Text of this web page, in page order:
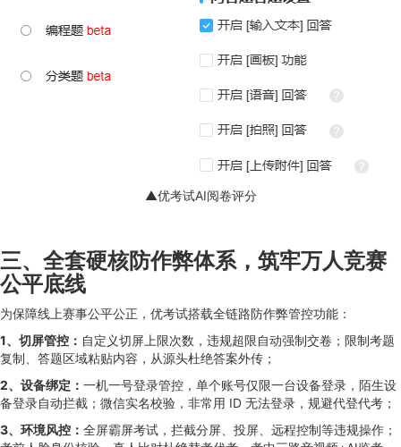
▲优考试AI阅卷评分
三、全套硬核防作弊体系，筑牢万人竞赛
公平底线
为保障线上赛事公平公正，优考试搭载全链路防作弊管控功能：
1、切屏管控： 自定义切屏上限次数，违规超限自动强制交卷；限制考题
复制、答题区域粘贴内容，从源头杜绝答案外传；
2、设备绑定： 一机一号登录管控，单个账号仅限一台设备登录，陌生设
备登录自动拦截；微信实名校验，非常用 ID 无法登录，规避代登代考；
3、环境风控： 全屏霸屏考试，拦截分屏、投屏、远程控制等违规操作；